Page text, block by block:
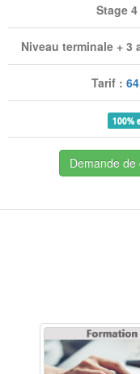
Stage
Niveau terminale +
Tarif :
100%
Demande